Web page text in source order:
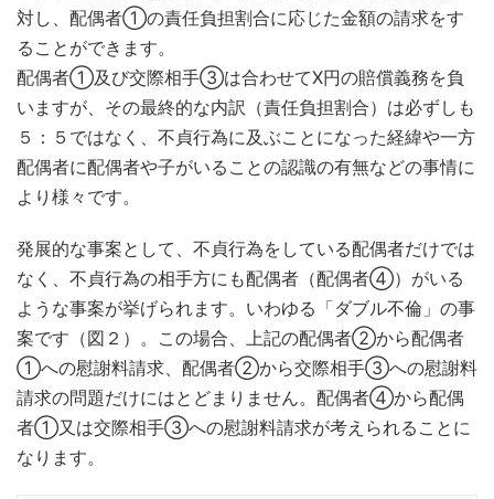
対し、配偶者①の責任負担割合に応じた金額の請求をす
ることができます。
配偶者①及び交際相手③は合わせてX円の賠償義務を負
いますが、その最終的な内訳（責任負担割合）は必ずしも
５：５ではなく、不貞行為に及ぶことになった経緯や一方
配偶者に配偶者や子がいることの認識の有無などの事情に
より様々です。
発展的な事案として、不貞行為をしている配偶者だけでは
なく、不貞行為の相手方にも配偶者（配偶者④）がいる
ような事案が挙げられます。いわゆる「ダブル不倫」の事
案です（図２）。この場合、上記の配偶者②から配偶者
①への慰謝料請求、配偶者②から交際相手③への慰謝料
請求の問題だけにはとどまりません。配偶者④から配偶
者①又は交際相手③への慰謝料請求が考えられることに
なります。